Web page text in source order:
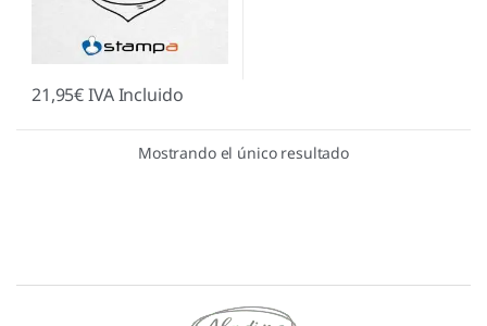
21,95€IVA Incluido
Mostrando el único resultado
Marcas De Carrusel